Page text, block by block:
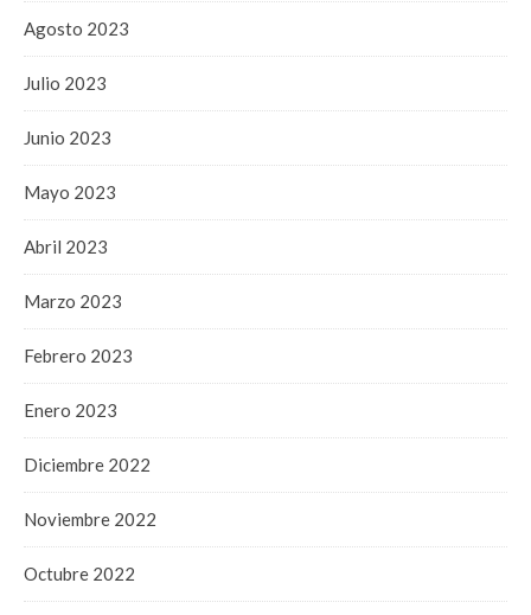
Agosto 2023
Julio 2023
Junio 2023
Mayo 2023
Abril 2023
Marzo 2023
Febrero 2023
Enero 2023
Diciembre 2022
Noviembre 2022
Octubre 2022